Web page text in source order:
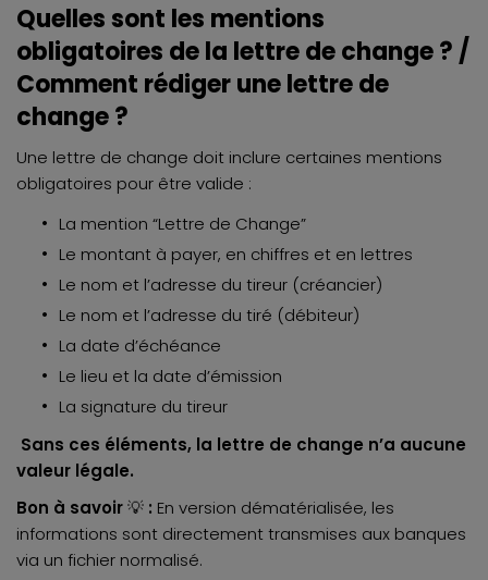
Quelles sont les mentions
obligatoires de la lettre de change ? /
Comment rédiger une lettre de
change ?
Une lettre de change doit inclure certaines mentions
obligatoires pour être valide :
La mention “Lettre de Change”
Le montant à payer, en chiffres et en lettres
Le nom et l’adresse du tireur (créancier)
Le nom et l’adresse du tiré (débiteur)
La date d’échéance
Le lieu et la date d’émission
La signature du tireur
Sans ces éléments, la lettre de change n’a aucune
valeur légale.
Bon à savoir💡 : En version dématérialisée, les
informations sont directement transmises aux banques
via un fichier normalisé.